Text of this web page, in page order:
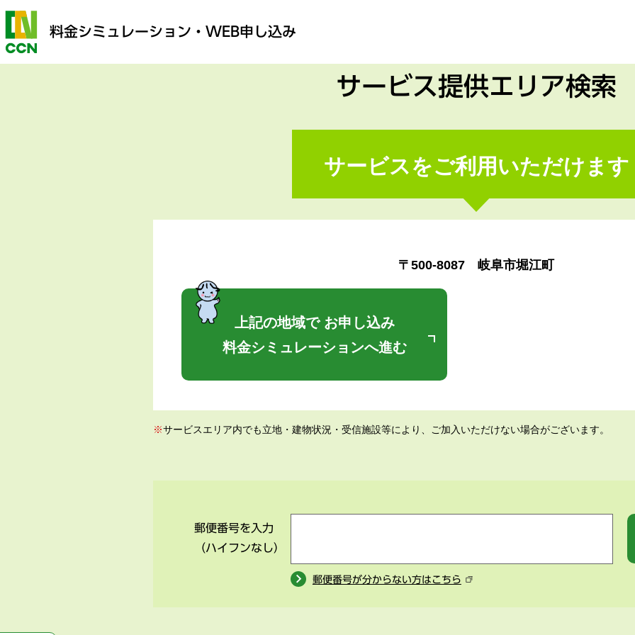
料金シミュレーション ・WEB申し込み
サービス提供エリア検索
サービスをご利用いただけます
〒500-8087 岐阜市堀江町
上記の地域で お申し込み
料金シミュレーションへ進む
※サービスエリア内でも立地・建物状況・受信施設等により、ご加入いただけない場合がございます。
郵便番号を入力
（ハイフンなし）
郵便番号が分からない方はこちら